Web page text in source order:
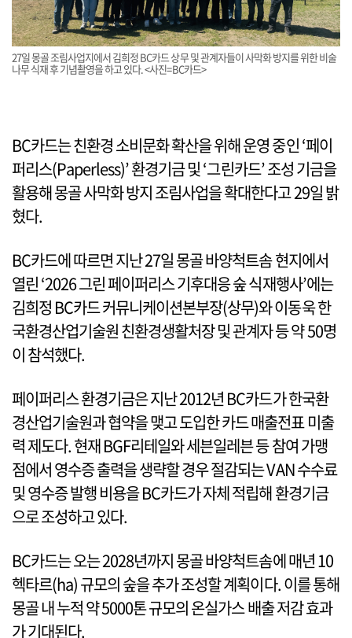
27일 몽골 조림사업지에서 김희정 BC카드 상무 및 관계자들이 사막화 방지를 위한 비술
나무 식재 후 기념촬영을 하고 있다. <사진=BC카드>
BC카드는 친환경 소비문화 확산을 위해 운영 중인 ‘페이
퍼리스(Paperless)’ 환경기금 및 ‘그린카드’ 조성 기금을
활용해 몽골 사막화 방지 조림사업을 확대한다고 29일 밝
혔다.
BC카드에 따르면 지난 27일 몽골 바양척트솜 현지에서
열린 ‘2026 그린 페이퍼리스 기후대응 숲 식재행사’에는
김희정 BC카드 커뮤니케이션본부장(상무)와 이동욱 한
국환경산업기술원 친환경생활처장 및 관계자 등 약 50명
이 참석했다.
페이퍼리스 환경기금은 지난 2012년 BC카드가 한국환
경산업기술원과 협약을 맺고 도입한 카드 매출전표 미출
력 제도다. 현재 BGF리테일와 세븐일레븐 등 참여 가맹
점에서 영수증 출력을 생략할 경우 절감되는 VAN 수수료
및 영수증 발행 비용을 BC카드가 자체 적립해 환경기금
으로 조성하고 있다.
BC카드는 오는 2028년까지 몽골 바양척트솜에 매년 10
헥타르(ha) 규모의 숲을 추가 조성할 계획이다. 이를 통해
몽골 내 누적 약 5000톤 규모의 온실가스 배출 저감 효과
가 기대된다.